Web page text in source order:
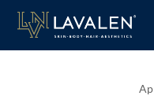
content